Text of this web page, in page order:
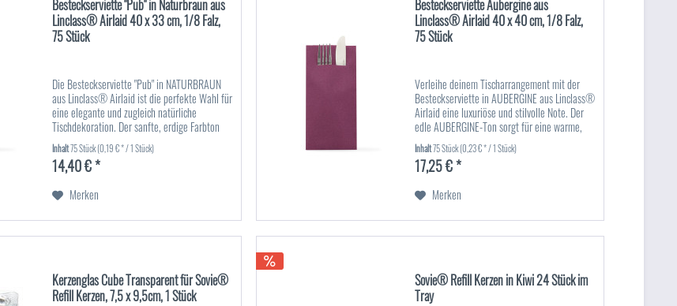
Besteckserviette "Pub" in Naturbraun aus
Linclass® Airlaid 40 x 33 cm, 1/8 Falz,
75 Stück
Die Besteckserviette "Pub" in NATURBRAUN
aus Linclass® Airlaid ist die perfekte Wahl für
eine elegante und zugleich natürliche
Tischdekoration. Der sanfte, erdige Farbton
sorgt für eine warme und einladende
Atmosphäre, die sich sowohl in...
Inhalt75 Stück(0,19 € * / 1 Stück)
14,40 € *
Merken
Besteckserviette Aubergine aus
Linclass® Airlaid 40 x 40 cm, 1/8 Falz,
75 Stück
Verleihe deinem Tischarrangement mit der
Besteckserviette in AUBERGINE aus Linclass®
Airlaid eine luxuriöse und stilvolle Note. Der
edle AUBERGINE-Ton sorgt für eine warme,
elegante Atmosphäre, die perfekt zu
festlichen Anlässen,...
Inhalt75 Stück(0,23 € * / 1 Stück)
17,25 € *
Merken
Kerzenglas Cube Transparent für Sovie®
Refill Kerzen, 7,5 x 9,5cm, 1 Stück
Sovie® Refill Kerzen in Kiwi 24 Stück im
Tray